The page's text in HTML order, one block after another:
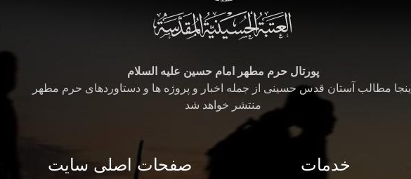
پورتال حرم مطهر امام حسین علیه السلام
اینجا مطالب آستان قدس حسینی از جمله اخبار و پروژه ها و دستاوردهای حرم مطهر
منتشر خواهد شد
خدمات صفحات اصلی سایت